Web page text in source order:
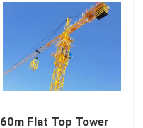
60m Flat Top Tower